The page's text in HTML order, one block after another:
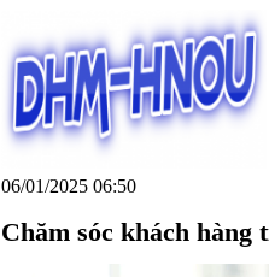
06/01/2025 06:50
Chăm sóc khách